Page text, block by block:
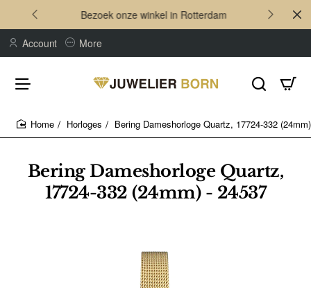
Bezoek onze winkel in Rotterdam
Account More
Bering Dameshorloge Quartz,
17724-332 (24mm) - 24537
Horloges Bering Dameshorloge Quartz, 17724-332